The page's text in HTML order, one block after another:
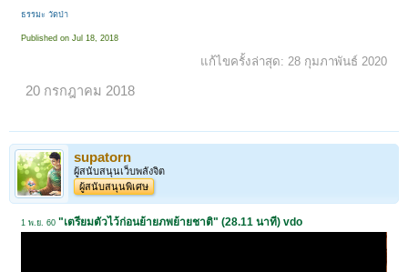
ธรรมะ วัดป่า
Published on Jul 18, 2018
แก้ไขครั้งล่าสุด: 28 กุมภาพันธ์ 2020
20 กรกฎาคม 2018
supatorn
ผู้สนับสนุนเว็บพลังจิต
ผู้สนับสนุนพิเศษ
1 พ.ย. 60 "เตรียมตัวไว้ก่อนย้ายภพย้ายชาติ" (28.11 นาที) vdo